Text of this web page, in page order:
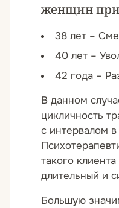
женщин при
38 лет –
40 лет –
42 года –
В данном
цикличность
с интервалом в
такого
длительный и
Большую